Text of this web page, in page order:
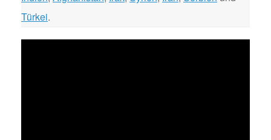
Türkei.